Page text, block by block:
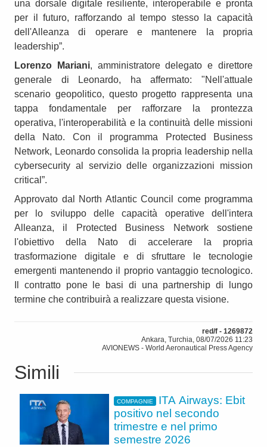
una dorsale digitale resiliente, interoperabile e pronta
per il futuro, rafforzando al tempo stesso la capacità
dell'Alleanza di operare e mantenere la propria
leadership”.
Lorenzo Mariani, amministratore delegato e direttore
generale di Leonardo, ha affermato: "Nell'attuale
scenario geopolitico, questo progetto rappresenta una
tappa fondamentale per rafforzare la prontezza
operativa, l'interoperabilità e la continuità delle missioni
della Nato. Con il programma Protected Business
Network, Leonardo consolida la propria leadership nella
cybersecurity al servizio delle organizzazioni mission
critical”.
Approvato dal North Atlantic Council come programma
per lo sviluppo delle capacità operative dell'intera
Alleanza, il Protected Business Network sostiene
l'obiettivo della Nato di accelerare la propria
trasformazione digitale e di sfruttare le tecnologie
emergenti mantenendo il proprio vantaggio tecnologico.
Il contratto pone le basi di una partnership di lungo
termine che contribuirà a realizzare questa visione.
red/f - 1269872
Ankara, Turchia, 08/07/2026 11:23
AVIONEWS - World Aeronautical Press Agency
Simili
COMPAGNIE
ITA Airways: Ebit
positivo nel secondo
trimestre e nel primo
semestre 2026